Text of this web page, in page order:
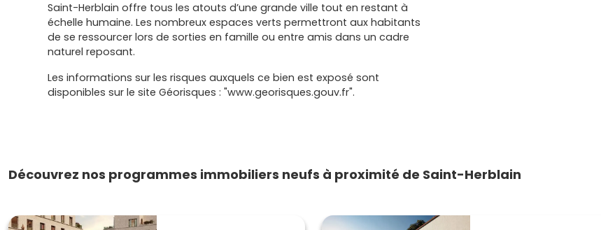
Saint-Herblain offre tous les atouts d’une grande ville tout en restant à
échelle humaine. Les nombreux espaces verts permettront aux habitants
de se ressourcer lors de sorties en famille ou entre amis dans un cadre
naturel reposant.
Les informations sur les risques auxquels ce bien est exposé sont
disponibles sur le site Géorisques : "www.georisques.gouv.fr".
Découvrez nos programmes immobiliers neufs à proximité de Saint-Herblain